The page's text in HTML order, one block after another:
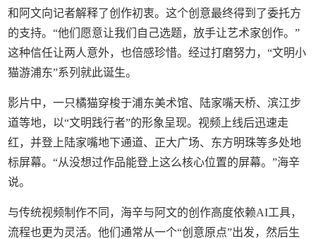
和阿文向记者解释了创作初衷。这个创意最终得到了委托方
的支持。“他们愿意让我们自己选题，放手让艺术家创作。”
这种信任让两人意外，也倍感珍惜。经过打磨努力，“文明小
猫游浦东”系列就此诞生。
影片中，一只橘猫穿梭于浦东美术馆、陆家嘴天桥、滨江步
道等地，以“文明践行者”的形象呈现。视频上线后迅速走
红，并登上陆家嘴地下通道、正大广场、东方明珠等多处地
标屏幕。“从没想过作品能登上这么核心位置的屏幕。”海辛
说。
与传统视频制作不同，海辛与阿文的创作高度依赖AI工具，
流程也更为灵活。他们通常从一个“创意原点”出发，然后生